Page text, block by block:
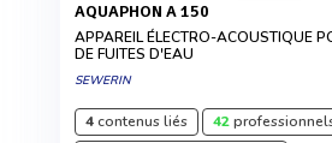
AQUAPHON A 150
APPAREIL ÉLECTRO-ACOUSTIQUE
DE FUITES D'EAU
SEWERIN
4contenus liés 42